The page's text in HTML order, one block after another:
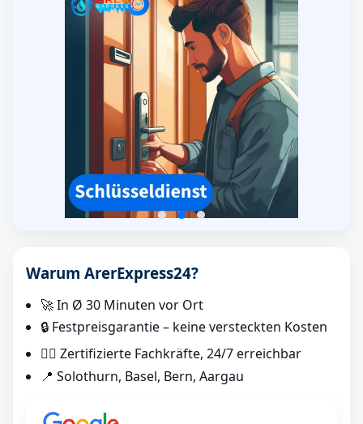
Warum ArerExpress24?
🚀 In Ø 30 Minuten vor Ort
🔒 Festpreisgarantie – keine versteckten Kosten
👷‍♂️ Zertifizierte Fachkräfte, 24/7 erreichbar
📍 Solothurn, Basel, Bern, Aargau